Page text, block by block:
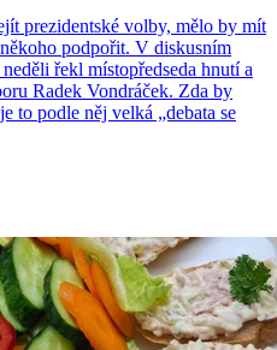
prezidentské volby, mělo by mít
podpořit. V diskusním
řekl místopředseda hnutí a
Radek Vondráček. Zda by
to podle něj velká „debata se